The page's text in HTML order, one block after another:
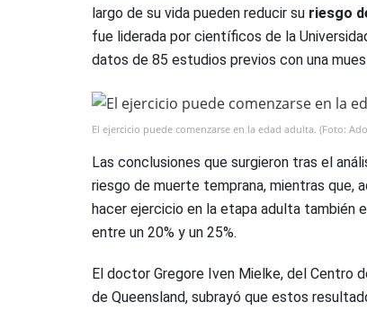
largo de su vida pueden reducir su riesgo
fue liderada por científicos de la
datos de 85 estudios previos con una
El ejercicio puede comenzarse en la edad adulta. (Foto:
Las conclusiones que surgieron tras el
riesgo de muerte temprana, mientras que,
hacer ejercicio en la etapa adulta también
entre un 20% y un 25%.
El doctor Gregore Iven Mielke, del Centro
de Queensland, subrayó que estos